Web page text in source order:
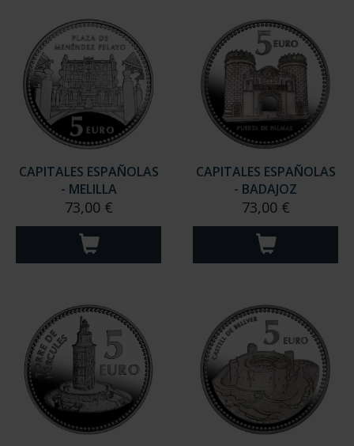
CAPITALES ESPAÑOLAS
- MELILLA
73,00 €
CAPITALES ESPAÑOLAS
- BADAJOZ
73,00 €